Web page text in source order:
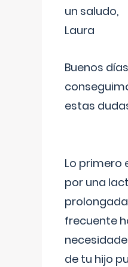
un saludo,
Laura
Buenos
estas
Lo primero
por una
frecuente
de tu hijo